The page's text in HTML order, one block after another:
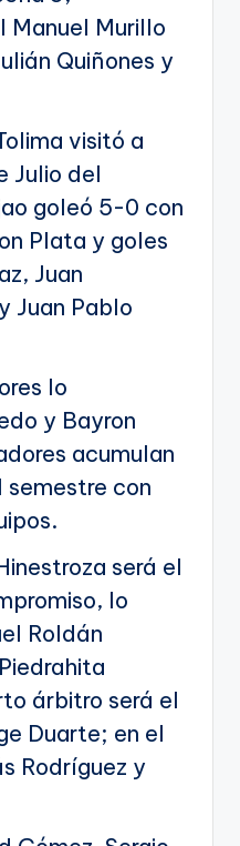
Manuel Murillo
Quiñones y
visitó a
Julio del
goleó 5-0 con
Plata y goles
Juan
Juan Pablo
lo
y Bayron
acumulan
semestre con
será el
lo
Roldán
árbitro será el
Duarte; en el
Rodríguez y